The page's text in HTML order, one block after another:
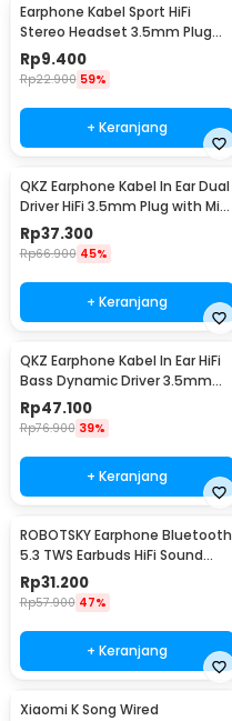
Earphone Kabel Sport HiFi
Stereo Headset 3.5mm Plug
with Mic - HS330
Rp9.400
Rp22.900 59%
+ Keranjang
QKZ Earphone Kabel In Ear Dual
Driver HiFi 3.5mm Plug with Mic
- QKZ-CK8
Rp37.300
Rp66.900 45%
+ Keranjang
QKZ Earphone Kabel In Ear HiFi
Bass Dynamic Driver 3.5mm
Plug with Mic - QKZ-AK6
Rp47.100
Rp76.900 39%
+ Keranjang
ROBOTSKY Earphone Bluetooth
5.3 TWS Earbuds HiFi Sound
Waterproof - A6S
Rp31.200
Rp57.900 47%
+ Keranjang
Xiaomi K Song Wired